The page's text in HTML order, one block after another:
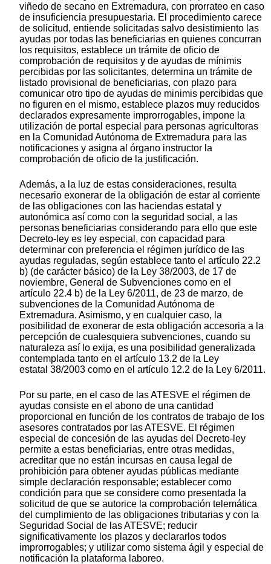
viñedo de secano en Extremadura, con prorrateo en caso
de insuficiencia presupuestaria. El procedimiento carece
de solicitud, entiende solicitadas salvo desistimiento las
ayudas por todas las beneficiarias en quienes concurran
los requisitos, establece un trámite de oficio de
comprobación de requisitos y de ayudas de mínimis
percibidas por las solicitantes, determina un trámite de
listado provisional de beneficiarias, con plazo para
comunicar otro tipo de ayudas de minimis percibidas que
no figuren en el mismo, establece plazos muy reducidos
declarados expresamente improrrogables, impone la
utilización de portal especial para personas agricultoras
en la Comunidad Autónoma de Extremadura para las
notificaciones y asigna al órgano instructor la
comprobación de oficio de la justificación.
Además, a la luz de estas consideraciones, resulta
necesario exonerar de la obligación de estar al corriente
de las obligaciones con las haciendas estatal y
autonómica así como con la seguridad social, a las
personas beneficiarias considerando para ello que este
Decreto-ley es ley especial, con capacidad para
determinar con preferencia el régimen jurídico de las
ayudas reguladas, según establece tanto el artículo 22.2
b) (de carácter básico) de la Ley 38/2003, de 17 de
noviembre, General de Subvenciones como en el
artículo 22.4 b) de la Ley 6/2011, de 23 de marzo, de
subvenciones de la Comunidad Autónoma de
Extremadura. Asimismo, y en cualquier caso, la
posibilidad de exonerar de esta obligación accesoria a la
percepción de cualesquiera subvenciones, cuando su
naturaleza así lo exija, es una posibilidad generalizada
contemplada tanto en el artículo 13.2 de la Ley
estatal 38/2003 como en el artículo 12.2 de la Ley 6/2011.
Por su parte, en el caso de las ATESVE el régimen de
ayudas consiste en el abono de una cantidad
proporcional en función de los contratos de trabajo de los
asesores contratados por las ATESVE. El régimen
especial de concesión de las ayudas del Decreto-ley
permite a estas beneficiarias, entre otras medidas,
acreditar que no están incursas en causa legal de
prohibición para obtener ayudas públicas mediante
simple declaración responsable; establecer como
condición para que se considere como presentada la
solicitud de que se autorice la comprobación telemática
del cumplimiento de las obligaciones tributarias y con la
Seguridad Social de las ATESVE; reducir
significativamente los plazos y declararlos todos
improrrogables; y utilizar como sistema ágil y especial de
notificación la plataforma laboreo.